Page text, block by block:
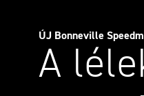
ÚJ Bonneville
A